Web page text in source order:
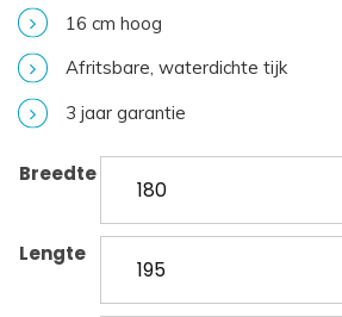
16 cm hoog
Afritsbare, waterdichte tijk
3 jaar garantie
Breedte
Lengte